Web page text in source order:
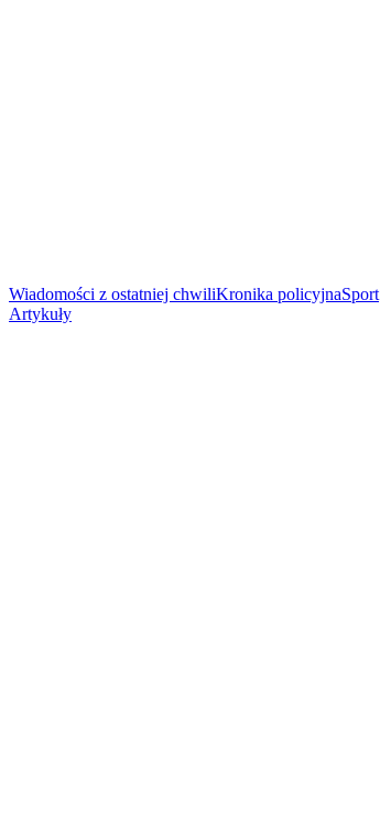
Wiadomości z ostatniej chwiliKronika policyjnaSport
Artykuły